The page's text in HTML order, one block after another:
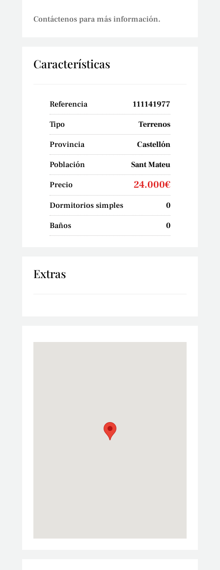
Contáctenos para más información.
Características
Referencia 111141977
Tipo Terrenos
Provincia Castellón
Población Sant Mateu
Precio 24.000€
Dormitorios simples 0
Baños 0
Extras